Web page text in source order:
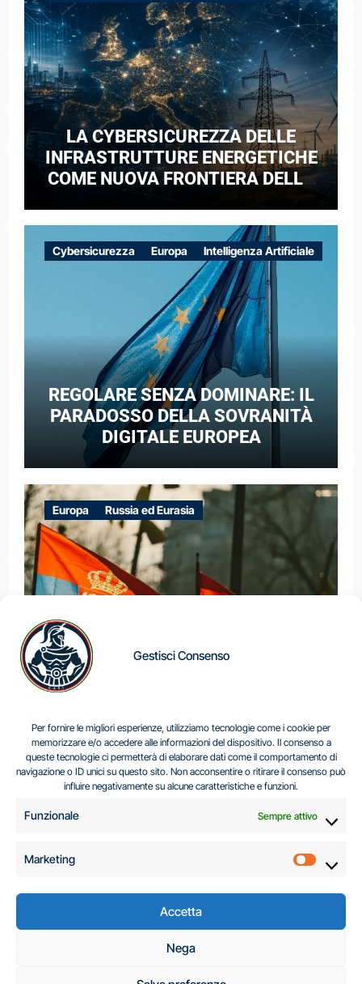
Gestisci Consenso
Per fornire le migliori esperienze, utilizziamo tecnologie come i cookie per
memorizzare e/o accedere alle informazioni del dispositivo. Il consenso a
queste tecnologie ci permetterà di elaborare dati come il comportamento di
navigazione o ID unici su questo sito. Non acconsentire o ritirare il consenso può
influire negativamente su alcune caratteristiche e funzioni.
Funzionale Sempre attivo
Marketing
Accetta
Nega
LA CYBERSICUREZZA DELLE
INFRASTRUTTURE ENERGETICHE
COME NUOVA FRONTIERA DELLA
CASO DELLE RETI ELETTRICHE
EUROPEE NEL CONTESTO DELLA
GUERRA IBRIDA
Cybersicurezza Europa Intelligenza Artificiale
REGOLARE SENZA DOMINARE: IL
PARADOSSO DELLA SOVRANITÀ
DIGITALE EUROPEA
Europa Russia ed Eurasia
Centro Analisi e Studi Italus © Tutti i diritti riservati
C.A.S.I. – Centro
Analisi e Studi Italus